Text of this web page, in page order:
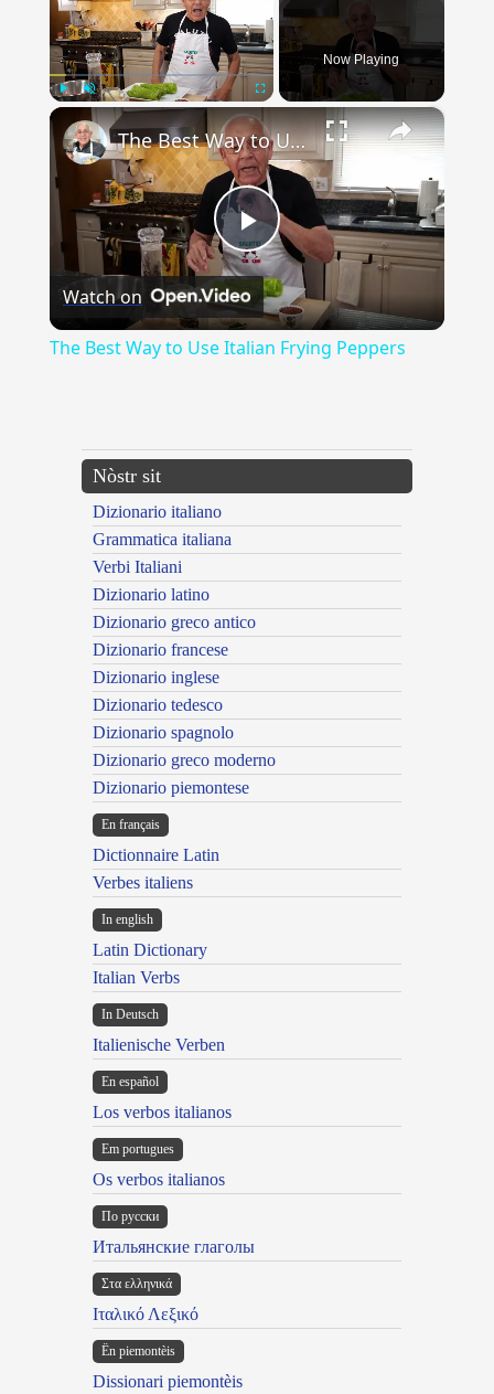
Unmute
Now Playing
×
Play
Video
The Best Way to Use Italian Frying Peppers
Watch on
The Best Way to Use Italian Frying Peppers
Nòstr sit
Dizionario italiano
Grammatica italiana
Verbi Italiani
Dizionario latino
Dizionario greco antico
Dizionario francese
Dizionario inglese
Dizionario tedesco
Dizionario spagnolo
Dizionario greco moderno
Dizionario piemontese
En français
Dictionnaire Latin
Verbes italiens
In english
Latin Dictionary
Italian Verbs
In Deutsch
Italienische Verben
En español
Los verbos italianos
Em portugues
Os verbos italianos
По русски
Итальянские глаголы
Στα ελληνικά
Ιταλικό Λεξικό
Ën piemontèis
Dissionari piemontèis